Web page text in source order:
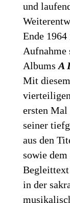
und
Ende
Aufnahme
Albums A
Mit
ersten Mal
seiner
aus den
sowie
in der